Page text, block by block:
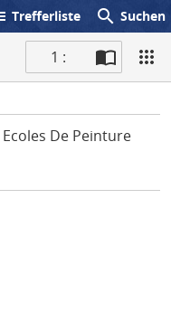
Trefferliste search Suchen
1 :
De Peinture